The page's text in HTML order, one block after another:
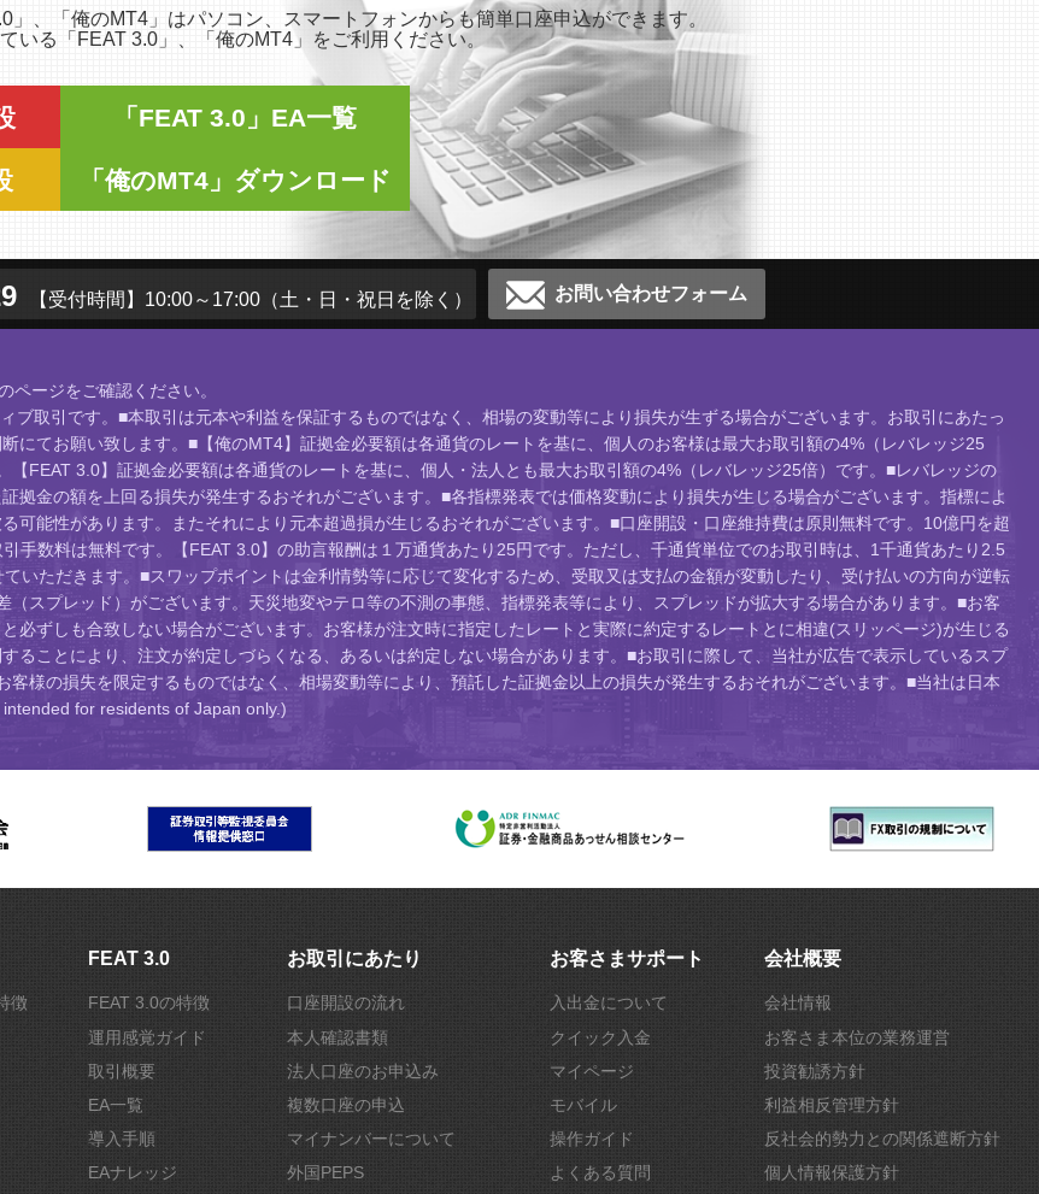
、「俺のMT4」はパソコン、スマートフォンからも簡単口座申込ができます。
いる「FEAT 3.0」、「俺のMT4」をご利用ください。
「FEAT 3.0」EA一覧
「俺のMT4」ダウンロード
【受付時間】10:00～17:00 （土・日・祝日を除く） お問い合わせフォーム
ページをご確認ください。
取引です。■本取引は元本や利益を保証するものではなく、相場の変動等により損失が生ずる場合がございます。お取引にあたっ
にてお願い致します。■【俺のMT4】証拠金必要額は各通貨のレートを基に、個人のお客様は最大お取引額の4%（レバレッジ25
FEAT 3.0】証拠金必要額は各通貨のレートを基に、個人・法人とも最大お取引額の4%（レバレッジ25倍）です。■レバレッジの
拠金の額を上回る損失が発生するおそれがございます。■各指標発表では価格変動により損失が生じる場合がございます。指標によ
可能性があります。またそれにより元本超過損が生じるおそれがございます。■口座開設・口座維持費は原則無料です。10億円を超
手数料は無料です。【FEAT 3.0】の助言報酬は１万通貨あたり25円です。ただし、千通貨単位でのお取引時は、1千通貨あたり2.5
いただきます。■スワップポイントは金利情勢等に応じて変化するため、受取又は支払の金額が変動したり、受け払いの方向が逆転
スプレッド）がございます。天災地変やテロ等の不測の事態、指標発表等により、スプレッドが拡大する場合があります。■お客
必ずしも合致しない場合がございます。お客様が注文時に指定したレートと実際に約定するレートとに相違(スリッページ)が生じる
ることにより、注文が約定しづらくなる、あるいは約定しない場合があります。■お取引に際して、当社が広告で表示しているスプ
様の損失を限定するものではなく、相場変動等により、預託した証拠金以上の損失が発生するおそれがございます。■当社は日本
for residents of Japan only.)
徴
FEAT 3.0
FEAT 3.0の特徴
運用感覚ガイド
取引概要
EA一覧
導入手順
EAナレッジ
お取引にあたり
口座開設の流れ
本人確認書類
法人口座のお申込み
複数口座の申込
マイナンバーについて
外国PEPS
お客さまサポート
入出金について
クイック入金
マイページ
モバイル
操作ガイド
よくある質問
会社概要
会社情報
お客さま本位の業務運営
投資勧誘方針
利益相反管理方針
反社会的勢力との関係遮断方針
個人情報保護方針